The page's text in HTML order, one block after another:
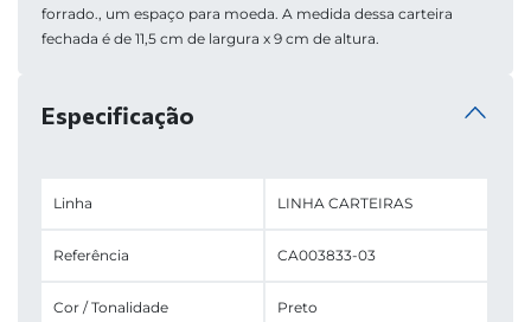
forrado., um espaço para moeda. A medida dessa carteira
fechada é de 11,5 cm de largura x 9 cm de altura.
Especificação
Linha LINHA CARTEIRAS
Referência CA003833-03
Cor / Tonalidade Preto